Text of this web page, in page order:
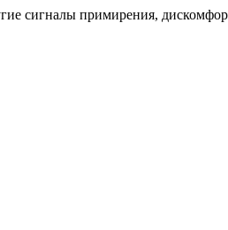
сигналы примирения,